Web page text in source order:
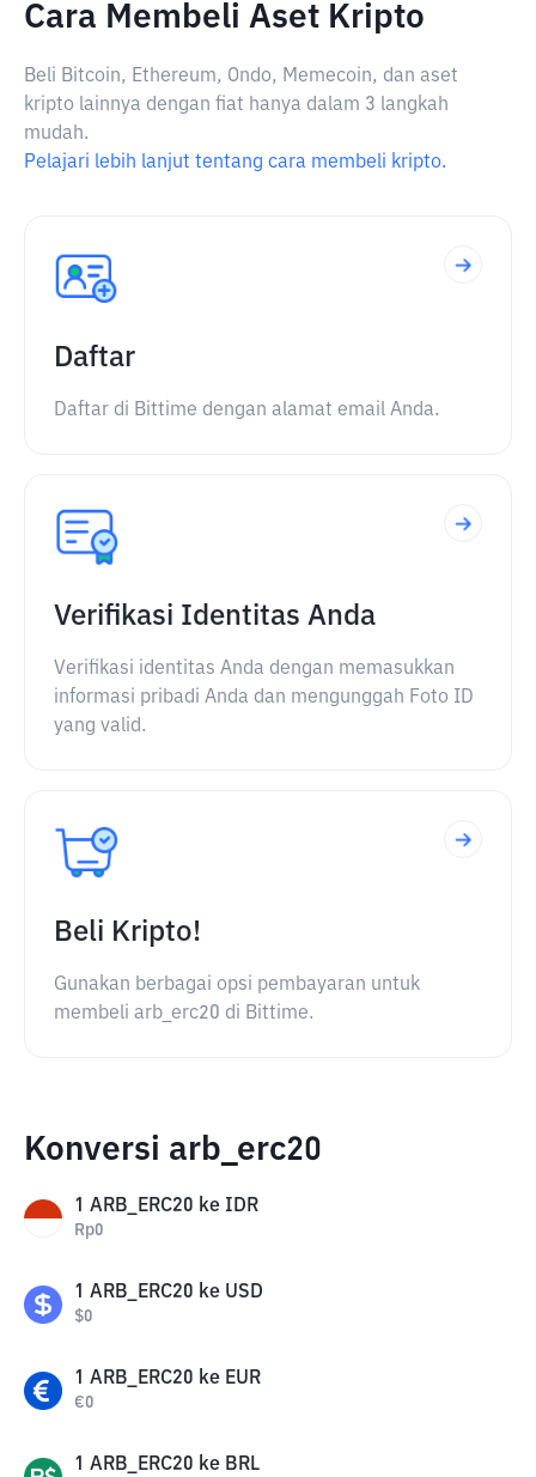
Cara Membeli Aset Kripto
Beli Bitcoin, Ethereum, Ondo, Memecoin, dan aset
kripto lainnya dengan fiat hanya dalam 3 langkah
mudah.
Pelajari lebih lanjut tentang cara membeli kripto.
Daftar
Daftar di Bittime dengan alamat email Anda.
Verifikasi Identitas Anda
Verifikasi identitas Anda dengan memasukkan
informasi pribadi Anda dan mengunggah Foto ID
yang valid.
Beli Kripto!
Gunakan berbagai opsi pembayaran untuk
membeli arb_erc20 di Bittime.
Konversi arb_erc20
1 ARB_ERC20 ke IDR
Rp0
1 ARB_ERC20 ke USD
$0
1 ARB_ERC20 ke EUR
€0
1 ARB_ERC20 ke BRL